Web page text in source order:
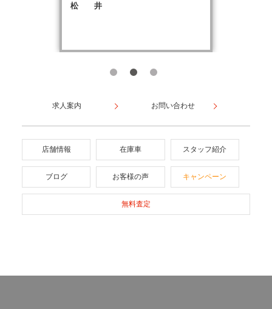
松 井
求人案内 お問い合わせ
店舗情報 在庫車 スタッフ紹介
ブログ お客様の声 キャンペーン
無料査定